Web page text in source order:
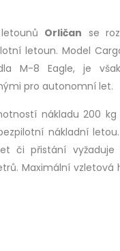
Orličan se
letoun. Model
M-8 Eagle, je
pro autonomní let.
nákladu 200
nákladní
či přistání vyžaduje
Maximální